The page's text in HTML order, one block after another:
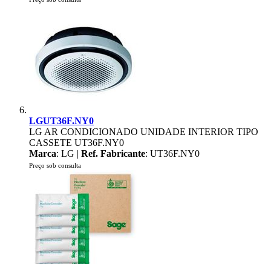
LGUT36F.NY0
LG AR CONDICIONADO UNIDADE INTERIOR TIPO
CASSETE UT36F.NY0
Marca: LG | Ref. Fabricante: UT36F.NY0
Preço sob consulta